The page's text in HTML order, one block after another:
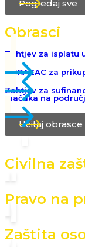
Pogledaj sve
Obrasci
Zahtjev za isplatu
OBRAZAC za
Zahtjev za
mačaka na
Učitaj obrasce
Civilna
Pravo na
Zaštita